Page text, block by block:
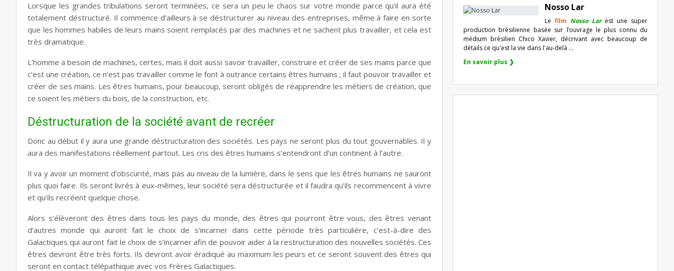
Lorsque les grandes tribulations seront terminées, ce sera un peu le chaos sur votre monde parce qu’il aura été
totalement déstructuré. Il commence d’ailleurs à se déstructurer au niveau des entreprises, même à faire en sorte
que les hommes habiles de leurs mains soient remplacés par des machines et ne sachent plus travailler, et cela est
très dramatique.
L’homme a besoin de machines, certes, mais il doit aussi savoir travailler, construire et créer de ses mains parce que
c’est une création, ce n’est pas travailler comme le font à outrance certains êtres humains ; il faut pouvoir travailler et
créer de ses mains. Les êtres humains, pour beaucoup, seront obligés de réapprendre les métiers de création, que
ce soient les métiers du bois, de la construction, etc.
Déstructuration de la société avant de recréer
Donc au début il y aura une grande déstructuration des sociétés. Les pays ne seront plus du tout gouvernables. Il y
aura des manifestations réellement partout. Les cris des êtres humains s’entendront d’un continent à l’autre.
Il va y avoir un moment d’obscurité, mais pas au niveau de la lumière, dans le sens que les êtres humains ne sauront
plus quoi faire. Ils seront livrés à eux-mêmes, leur société sera déstructurée et il faudra qu’ils recommencent à vivre
et qu’ils recréent quelque chose.
Alors s’élèveront des êtres dans tous les pays du monde, des êtres qui pourront être vous, des êtres venant
d’autres monde qui auront fait le choix de s’incarner dans cette période très particulière, c’est-à-dire des
Galactiques qui auront fait le choix de s’incarner afin de pouvoir aider à la restructuration des nouvelles sociétés. Ces
êtres devront être très forts. Ils devront avoir éradiqué au maximum les peurs et ce seront souvent des êtres qui
seront en contact télépathique avec vos Frères Galactiques.
Nosso Lar
Le film Nosso Lar est une super
production brésilienne basée sur l’ouvrage le plus connu du
médium brésilien Chico Xavier, décrivant avec beaucoup de
détails ce qu'est la vie dans l'au-delà ...
En savoir plus ❯